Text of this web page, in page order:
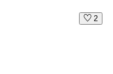
2